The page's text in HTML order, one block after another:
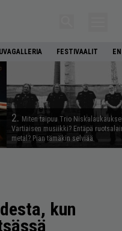
FESTIVAALIT
2. Miten taipuu Trio
Vartiaisen musiikki? Entäpä
metal? Pian tämäkin selviää
kun